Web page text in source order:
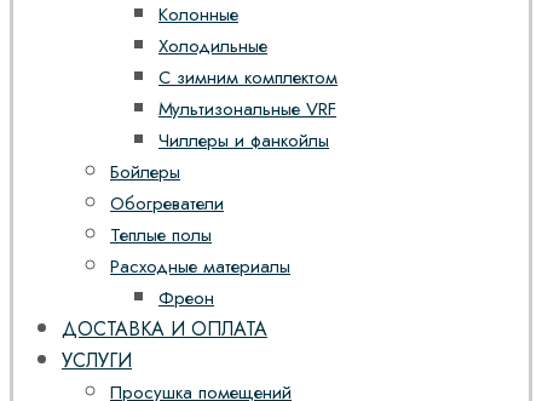
Колонные
Холодильные
С зимним комплектом
Мультизональные VRF
Чиллеры и фанкойлы
Бойлеры
Обогреватели
Теплые полы
Расходные материалы
Фреон
ДОСТАВКА И ОПЛАТА
УСЛУГИ
Просушка помещений